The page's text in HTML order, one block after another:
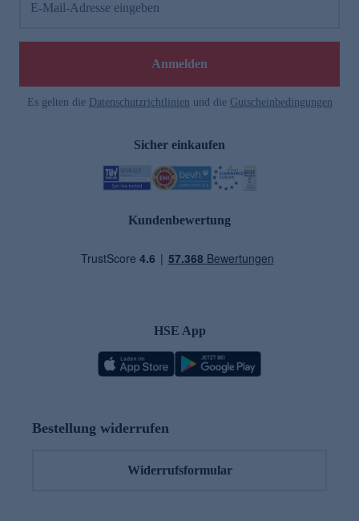
E-Mail-Adresse eingeben
Anmelden
Es gelten die Datenschutzrichtlinien und die Gutscheinbedingungen
Sicher einkaufen
Kundenbewertung
HSE App
Bestellung widerrufen
Widerrufsformular